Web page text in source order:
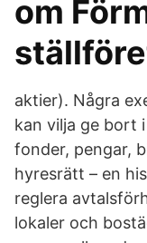
om
aktier). Några
kan vilja ge bort
fonder, pengar,
hyresrätt – en
reglera
lokaler och